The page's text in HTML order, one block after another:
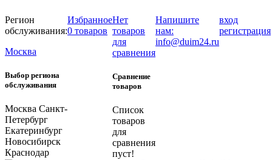
Регион
обслуживания:
Москва
Выбор региона
обслуживания
Москва Санкт-
Петербург
Екатеринбург
Новосибирск
Краснодар
Избранное
0 товаров
Нет
товаров
для
сравнения
Сравнение
товаров
Список
товаров
для
сравнения
пуст!
Напишите
нам:
info@duim24.ru
вход
регистрация